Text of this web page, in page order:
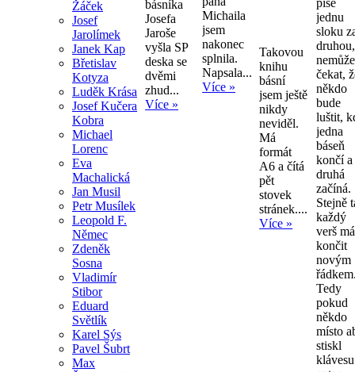
Žáček
Josef
Jarolímek
Janek Kap
Břetislav
Kotyza
Luděk Krása
Josef Kučera
Kobra
Michael
Lorenc
Eva
Machalická
Jan Musil
Petr Musílek
Leopold F.
Němec
Zdeněk
Sosna
Vladimír
Stibor
Eduard
Světlík
Karel Sýs
Pavel Šubrt
Max
básníka
Josefa
Jaroše
vyšla SP
deska se
dvěmi
zhud...
Více »
Michaila
jsem
nakonec
splnila.
Napsala...
Více »
Takovou
knihu
básní
jsem ještě
nikdy
neviděl.
Má
formát
A6 a čítá
pět
stovek
stránek....
Více »
píše
jednu
sloku
druhou,
nemůže
čekat,
někdo
bude
luštit,
jedna
báseň
končí a
druhá
začíná.
Stejně
každý
verš má
končit
novým
Tedy
pokud
někdo
místo
stiskl
klávesu